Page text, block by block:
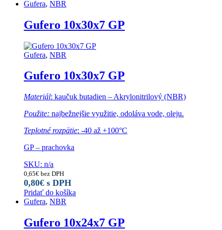
Gufera, NBR
Gufero 10x30x7 GP
Gufera, NBR
Gufero 10x30x7 GP
Materiál: kaučuk butadien – Akrylonitrilový (NBR)
Použite: najbežnejšie využitie, odoláva vode, oleju.
Teplotné rozpätie: -40 až +100°C
GP – prachovka
SKU: n/a
0,65€ bez DPH
0,80€ s DPH
Pridať do košíka
Gufera, NBR
Gufero 10x24x7 GP